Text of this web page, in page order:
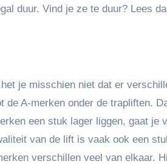
duur. Vind je ze te duur? Lees
je misschien niet dat er
de A-merken onder de trapliften.
een stuk lager liggen, gaat je
van de lift is vaak ook een
verschillen veel van elkaar.